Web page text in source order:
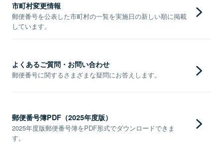
市町村変更情報
郵便番号を公表した市町村の一覧を実施日の新しい順に掲載
しています。
よくあるご質問・お問い合わせ
郵便番号に関するさまざまな疑問にお答えします。
郵便番号簿PDF（2025年度版）
2025年度版郵便番号簿をPDF形式でダウンロードできま
す。